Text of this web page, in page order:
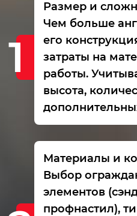
Размер и
Чем больше
его
затраты на
работы.
высота,
Материалы и
Выбор
элементов
профнастил),